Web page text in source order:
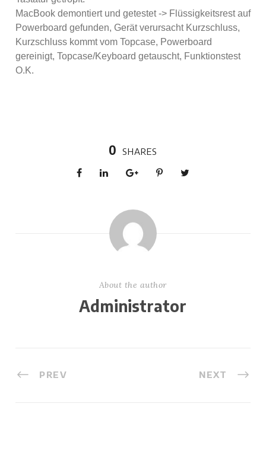
MacBook demontiert und getestet -> Flüssigkeitsrest auf
Powerboard gefunden, Gerät verursacht Kurzschluss,
Kurzschluss kommt vom Topcase, Powerboard
gereinigt, Topcase/Keyboard getauscht, Funktionstest
O.K.
0 SHARES
About the author
Administrator
PREV NEXT